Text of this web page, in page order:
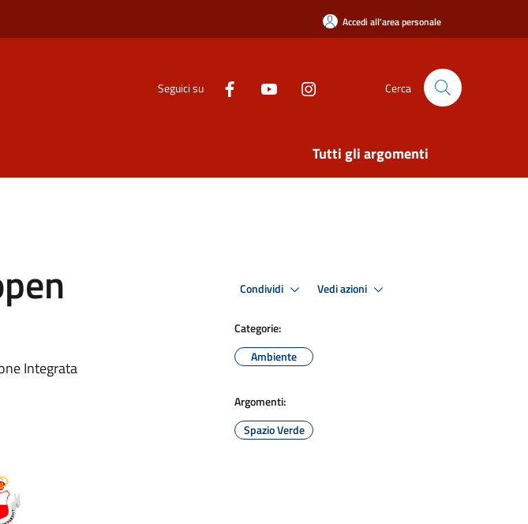
Accedi all'area personale
Seguici su Cerca
Tutti gli argomenti
Integrata
Condividi Vedi azioni
Categorie:
Ambiente
Argomenti:
Spazio Verde